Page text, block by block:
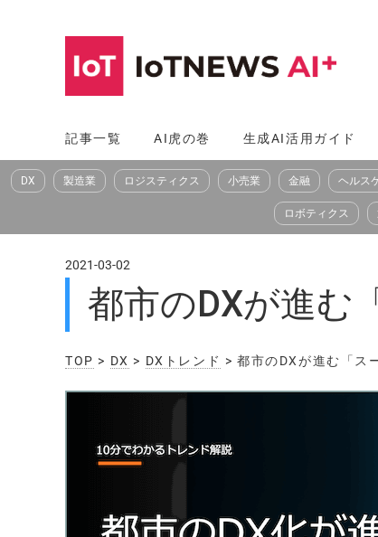
へ
ス
記事一覧 AI虎の巻 生成AI活用ガイド
DX 製造業 ロジスティクス 小売業 金融 ヘルス
ロボティクス
2021-03-02
都市のDXが進む
TOP > DX > DXトレンド > 都市のDXが進む「ス